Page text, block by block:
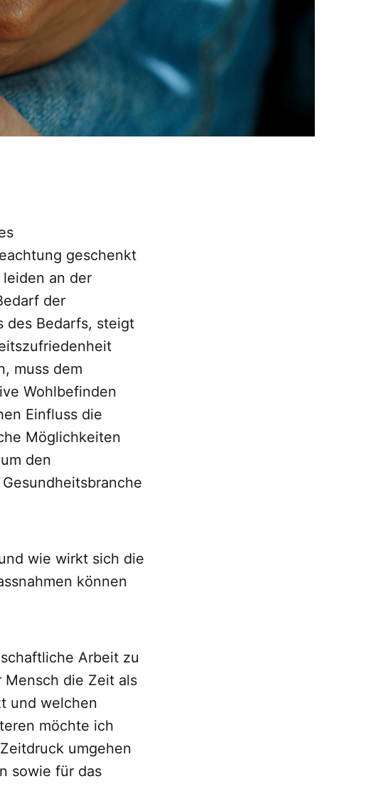
geschenkt
an der
der
des Bedarfs, steigt
muss dem
Wohlbefinden
Einfluss die
Möglichkeiten
den
wie wirkt sich die
können
Arbeit zu
die Zeit als
und welchen
möchte ich
umgehen
sowie für das